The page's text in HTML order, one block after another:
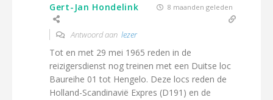
Gert-Jan Hondelink 8 maanden geleden
Antwoord aan lezer
Tot en met 29 mei 1965 reden in de
reizigersdienst nog treinen met een Duitse loc
Baureihe 01 tot Hengelo. Deze locs reden de
Holland-Scandinavië Expres (D191) en de